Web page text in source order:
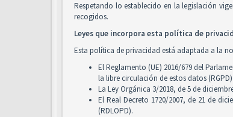
Respetando lo establecido en la legislación
recogidos.
Leyes que incorpora esta política de
Esta política de privacidad está adaptada a la
El Reglamento (UE) 2016/679 del
la libre circulación de estos datos (RGPD).
La Ley Orgánica 3/2018, de 5 de
El Real Decreto 1720/2007, de 21 de
(RDLOPD).